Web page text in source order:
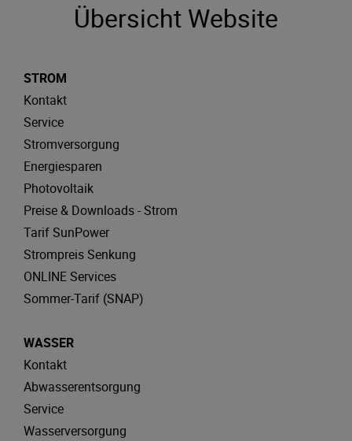
Übersicht Website
STROM
Kontakt
Service
Stromversorgung
Energiesparen
Photovoltaik
Preise & Downloads - Strom
Tarif SunPower
Strompreis Senkung
ONLINE Services
Sommer-Tarif (SNAP)
WASSER
Kontakt
Abwasserentsorgung
Service
Wasserversorgung